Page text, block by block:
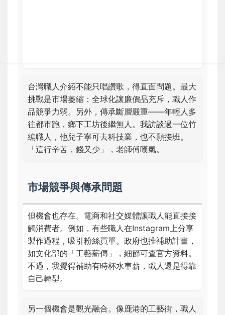
台灣職人介紹不能只唱讚歌，得直面問題。最大
挑戰是市場萎縮：全球化讓廉價品充斥，職人作
品競爭力弱。另外，傳承斷層嚴重——年輕人多
往都市跑，鄉下工坊後繼無人。我訪談過一位竹
編職人，他兒子寧可去科技業，也不願接班。
「這行辛苦，錢又少」，老師傅嘆氣。
市場競爭與傳承問題
但機會也存在。電商和社交媒體讓職人能直接接
觸消費者。例如，有些職人在Instagram上分享
製作過程，吸引粉絲買單。政府也推補助計畫，
如文化部的「工藝薪傳」，細節可查官方資料。
不過，我覺得補助有時杯水車薪，職人還是得靠
自己轉型。
另一個機會是觀光融合。像鹿港的工藝街，職人